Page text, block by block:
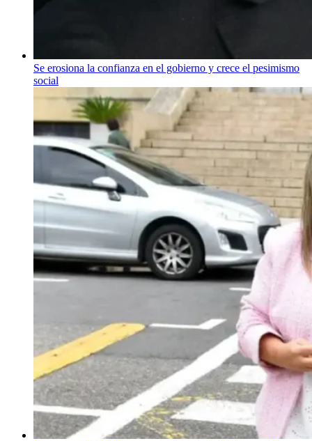
Se erosiona la confianza en el gobierno y crece el pesimismo
social